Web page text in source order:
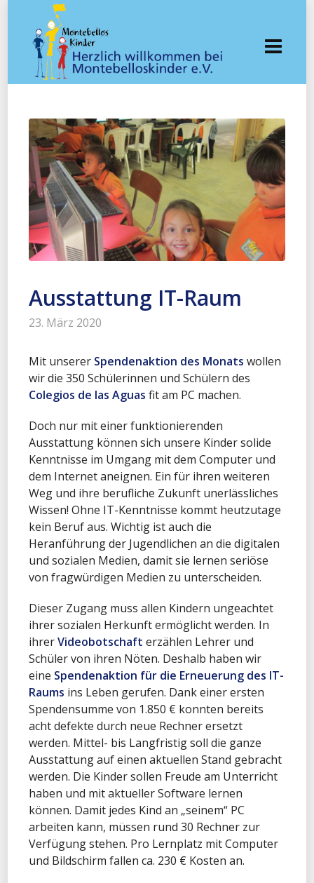
Ausstattung IT-Raum
23. März 2020
Mit unserer Spendenaktion des Monats wollen
wir die 350 Schülerinnen und Schülern des
Colegios de las Aguas fit am PC machen.
Doch nur mit einer funktionierenden
Ausstattung können sich unsere Kinder solide
Kenntnisse im Umgang mit dem Computer und
dem Internet aneignen. Ein für ihren weiteren
Weg und ihre berufliche Zukunft unerlässliches
Wissen! Ohne IT-Kenntnisse kommt heutzutage
kein Beruf aus. Wichtig ist auch die
Heranführung der Jugendlichen an die digitalen
und sozialen Medien, damit sie lernen seriöse
von fragwürdigen Medien zu unterscheiden.
Dieser Zugang muss allen Kindern ungeachtet
ihrer sozialen Herkunft ermöglicht werden. In
ihrerVideobotschaft erzählen Lehrer und
Schüler von ihren Nöten. Deshalb haben wir
eine Spendenaktion für die Erneuerung des IT-
Raums ins Leben gerufen. Dank einer ersten
Spendensumme von 1.850 € konnten bereits
acht defekte durch neue Rechner ersetzt
werden. Mittel- bis Langfristig soll die ganze
Ausstattung auf einen aktuellen Stand gebracht
werden. Die Kinder sollen Freude am Unterricht
haben und mit aktueller Software lernen
können. Damit jedes Kind an „seinem“ PC
arbeiten kann, müssen rund 30 Rechner zur
Verfügung stehen. Pro Lernplatz mit Computer
und Bildschirm fallen ca. 230 € Kosten an.